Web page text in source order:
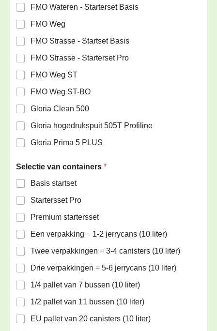
FMO Wateren - Starterset Basis
FMO Weg
FMO Strasse - Startset Basis
FMO Strasse - Starterset Pro
FMO Weg ST
FMO Weg ST-BO
Gloria Clean 500
Gloria hogedrukspuit 505T Profiline
Gloria Prima 5 PLUS
Selectie van containers *
Basis startset
Startersset Pro
Premium startersset
Een verpakking = 1-2 jerrycans (10 liter)
Twee verpakkingen = 3-4 canisters (10 liter)
Drie verpakkingen = 5-6 jerrycans (10 liter)
1/4 pallet van 7 bussen (10 liter)
1/2 pallet van 11 bussen (10 liter)
EU pallet van 20 canisters (10 liter)